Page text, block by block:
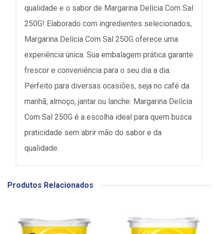
qualidade e o sabor de Margarina Delícia Com Sal
250G! Elaborado com ingredientes selecionados,
Margarina Delícia Com Sal 250G oferece uma
experiência única. Sua embalagem prática garante
frescor e conveniência para o seu dia a dia.
Perfeito para diversas ocasiões, seja no café da
manhã, almoço, jantar ou lanche. Margarina Delícia
Com Sal 250G é a escolha ideal para quem busca
praticidade sem abrir mão do sabor e da
qualidade.
Produtos Relacionados